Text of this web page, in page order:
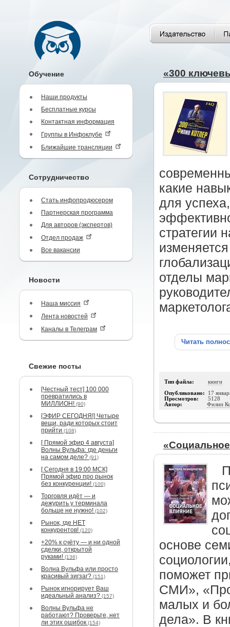
Обучение
Наши продукты
Бесплатные курсы
Контактная информация
Группы в Инфоклубе
Ближайшие трансляции
Сотрудничество
Стать инфопродюсером
Партнерская программа
Для авторов (экспертов)
Отдел продаж
Все вакансии
Новости
Наша миссия
Лента новостей
Каналы в Телеграм
Свежие посты
[Честный тест] 100 000
превратились в
МИЛЛИОН! (90)
[ЭФИР СЕГОДНЯ!] Четыре
вещи, ради которых стоит
прийти (108)
[ Прямой эфир 4 августа]
Волны Вульфа: где деньги
на самом деле? (91)
[ Сегодня в 19:00 МСК]
Прямой эфир про рынок
без конкуренции! (100)
Торговля идёт — и
дежурить у терминала
больше не нужно! (102)
Рынок, где НЕТ
конкурентов! (120)
+20% к счёту — и ни одной
сделки, открытой
руками! (136)
Волна Вульфа или просто
красивый зигзаг? (151)
Рынок игнорирует Ваш
идеальный анализ? (157)
Волны Вульфа не
работают? Проверьте, нет
ли этих ошибок (154)
«300
какие
для
стратегии
отделы
Читать
Тип файла: книги
Опубликовано: 17
Просмотров: 5128
Автор: Филип
основе
поможет
СМИ»,
малых и
дела». В